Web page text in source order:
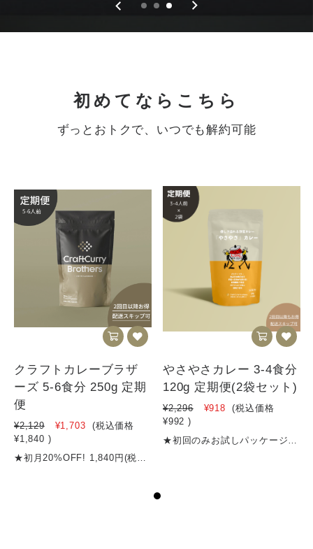
初めてならこちら
ずっとおトクで、いつでも解約可能
クラフトカレーブラザ
ーズ 5-6食分 250g 定期
便
¥2,129 ¥1,703
(税込価格
¥1,840 )
やさやさカレー 3-4食分
120g 定期便(2袋セット)
¥2,296 ¥918
(税込価格
¥992 )